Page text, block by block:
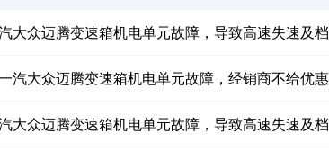
大众迈腾变速箱机电单元故障，导致高速失速及
汽大众迈腾变速箱机电单元故障，经销商不给优
大众迈腾变速箱机电单元故障，导致高速失速及